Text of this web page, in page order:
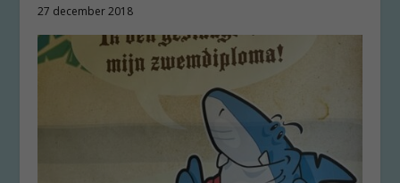
27 december 2018